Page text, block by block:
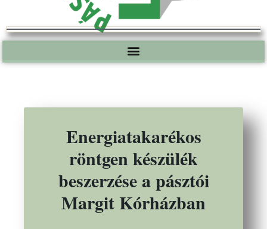
Energiatakarékos
röntgen készülék
beszerzése a pásztói
Margit Kórházban